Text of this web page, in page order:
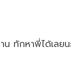
ทักหาพี่ได้เลยน